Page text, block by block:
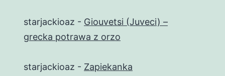
starjackioaz - Giouvetsi (Juveci) –
grecka potrawa z orzo
starjackioaz - Zapiekanka